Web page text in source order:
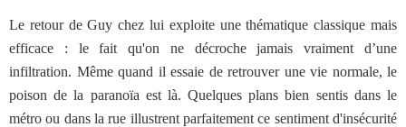
Le retour de Guy chez lui exploite une thématique classique mais
efficace : le fait qu'on ne décroche jamais vraiment d’une
infiltration. Même quand il essaie de retrouver une vie normale, le
poison de la paranoïa est là. Quelques plans bien sentis dans le
métro ou dans la rue illustrent parfaitement ce sentiment d'insécurité